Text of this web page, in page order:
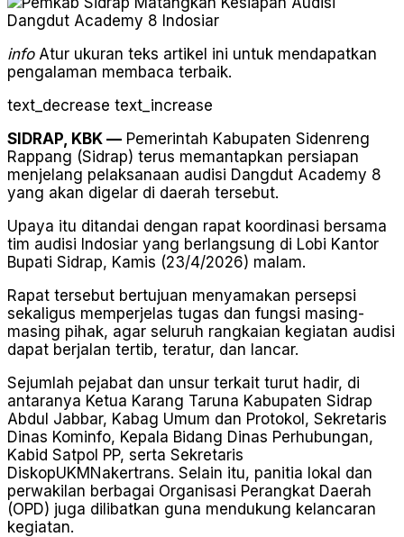
infoAtur ukuran teks artikel ini untuk mendapatkan
pengalaman membaca terbaik.
text_decrease text_increase
SIDRAP, KBK — Pemerintah Kabupaten Sidenreng
Rappang (Sidrap) terus memantapkan persiapan
menjelang pelaksanaan audisi Dangdut Academy 8
yang akan digelar di daerah tersebut.
Upaya itu ditandai dengan rapat koordinasi bersama
tim audisi Indosiar yang berlangsung di Lobi Kantor
Bupati Sidrap, Kamis (23/4/2026) malam.
Rapat tersebut bertujuan menyamakan persepsi
sekaligus memperjelas tugas dan fungsi masing-
masing pihak, agar seluruh rangkaian kegiatan audisi
dapat berjalan tertib, teratur, dan lancar.
Sejumlah pejabat dan unsur terkait turut hadir, di
antaranya Ketua Karang Taruna Kabupaten Sidrap
Abdul Jabbar, Kabag Umum dan Protokol, Sekretaris
Dinas Kominfo, Kepala Bidang Dinas Perhubungan,
Kabid Satpol PP, serta Sekretaris
DiskopUKMNakertrans. Selain itu, panitia lokal dan
perwakilan berbagai Organisasi Perangkat Daerah
(OPD) juga dilibatkan guna mendukung kelancaran
kegiatan.